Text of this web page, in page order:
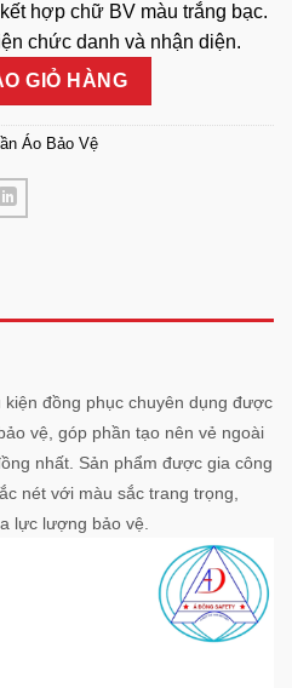
hợp chữ BV màu trắng bạc.
chức danh và nhận diện.
GIỎ HÀNG
Áo Bảo Vệ
kiện đồng phục chuyên dụng được
vệ, góp phần tạo nên vẻ ngoài
nhất. Sản phẩm được gia công
nét với màu sắc trang trọng,
lực lượng bảo vệ.